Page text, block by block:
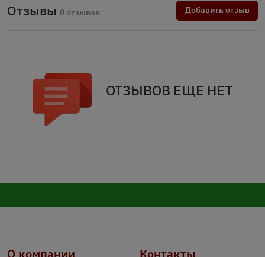
Отзывы 0 отзывов Добавить отзыв
ОТЗЫВОВ ЕЩЕ НЕТ
О компании Контакты